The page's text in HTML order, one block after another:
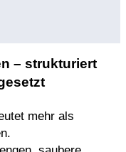
– strukturiert
mehr als